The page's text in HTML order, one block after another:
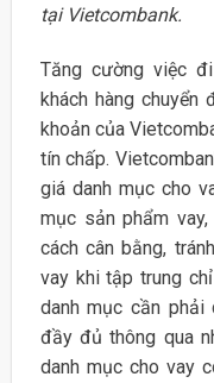
tại Vietcombank.
Tăng cường việc
khách hàng chuyển
khoản của
tín chấp.
giá danh mục cho
mục sản phẩm
cách cân bằng,
vay khi tập trung
danh mục cần
đầy đủ thông qua
danh mục cho vay